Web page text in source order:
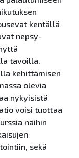
kentällä
nepsy-
tavoilla.
kehittämisen
olevia
nykyisistä
voisi tuottaa
näihin
sekä